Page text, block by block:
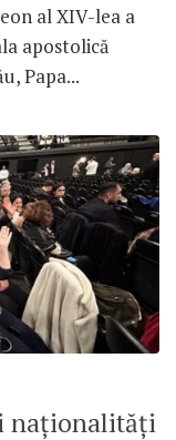
al XIV-lea a
apostolică
Papa...
naționalități